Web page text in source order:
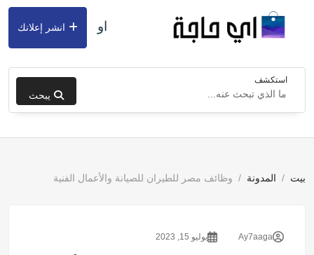
استكشف
يبحث
او انشر إعلانك
بيت المدونة وظائف مصر للطيران للصيانة والأعمال الفنية
Ay7aaga يوليو 15, 2023